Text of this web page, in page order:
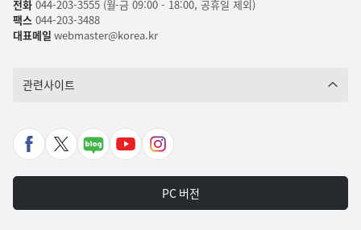
전화044-203-3555 (월-금 09:00 - 18:00, 공휴일 제외)
팩스 044-203-3488
대표메일 webmaster@korea.kr
관련사이트
페
X
네
유
인
타
그
PC 버전